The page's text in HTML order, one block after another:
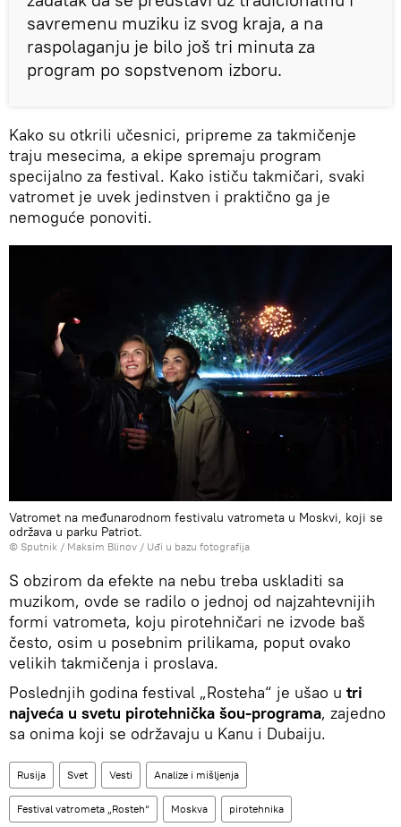
savremenu muziku iz svog kraja, a na
raspolaganju je bilo još tri minuta za
program po sopstvenom izboru.
Kako su otkrili učesnici, pripreme za takmičenje
traju mesecima, a ekipe spremaju program
specijalno za festival. Kako ističu takmičari, svaki
vatromet je uvek jedinstven i praktično ga je
nemoguće ponoviti.
Vatromet na međunarodnom festivalu vatrometa u Moskvi, koji se
održava u parku Patriot.
© Sputnik / Maksim Blinov / Uđi u bazu fotografija
S obzirom da efekte na nebu treba uskladiti sa
muzikom, ovde se radilo o jednoj od najzahtevnijih
formi vatrometa, koju pirotehničari ne izvode baš
često, osim u posebnim prilikama, poput ovako
velikih takmičenja i proslava.
Poslednjih godina festival „Rosteha“ je ušao u tri
najveća u svetu pirotehnička šou-programa, zajedno
sa onima koji se održavaju u Kanu i Dubaiju.
Rusija Svet Vesti Analize i mišljenja
Festival vatrometa „Rosteh“ Moskva pirotehnika